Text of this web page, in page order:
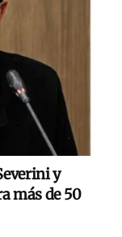
y
más de 50